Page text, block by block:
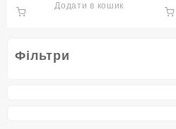
Фільтри
Додати в кошик